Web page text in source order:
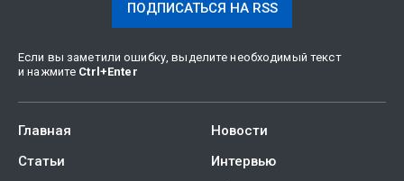
ПОДПИСАТЬСЯ НА RSS
Если вы заметили ошибку, выделите необходимый текст
и нажмите Ctrl +Enter
Главная
Новости
Статьи
Интервью